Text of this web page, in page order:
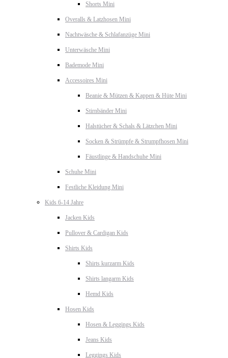
Shorts Mini
Overalls & Latzhosen Mini
Nachtwäsche & Schlafanzüge Mini
Unterwäsche Mini
Bademode Mini
Accessoires Mini
Beanie & Mützen & Kappen & Hüte Mini
Stirnbänder Mini
Halstücher & Schals & Lätzchen Mini
Socken & Strümpfe & Strumpfhosen Mini
Fäustlinge & Handschuhe Mini
Schuhe Mini
Festliche Kleidung Mini
Kids 6-14 Jahre
Jacken Kids
Pullover & Cardigan Kids
Shirts Kids
Shirts kurzarm Kids
Shirts langarm Kids
Hemd Kids
Hosen Kids
Hosen & Leggings Kids
Jeans Kids
Leggings Kids